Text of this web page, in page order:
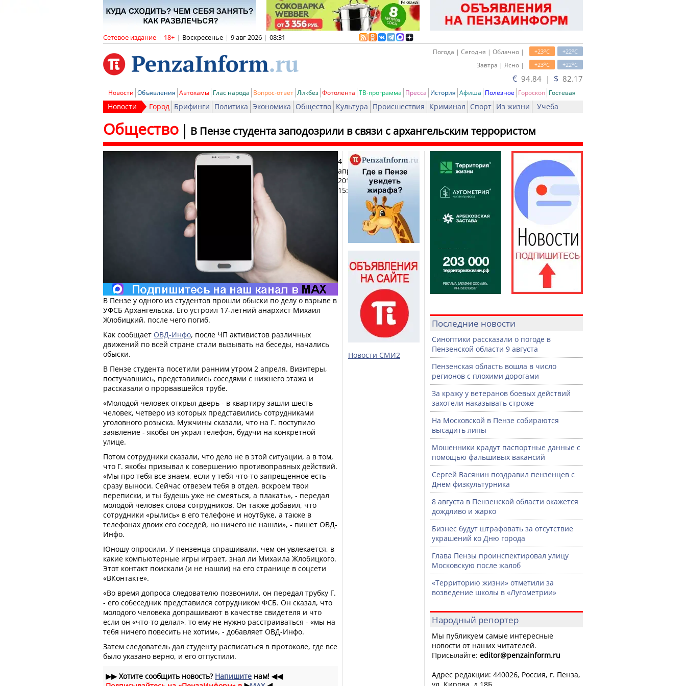
Сетевое издание | 18+ | Воскресенье | 9 авг 2026 | 08:31
+22oC
+23oC
Погода | Сегодня | Облачно |
+22oC
+23oC
Завтра | Ясно |
€ 94.84 | $ 82.17
Новости Объявления Автохамы Глас народа Вопрос-ответ Ликбез Фотолента ТВ-программа Пресса История Афиша Полезное Гороскоп Гостевая
Новости Город Брифинги Политика Экономика Общество Культура Происшествия Криминал Спорт Из жизни Учеба
В Пензе студента заподозрили в связи с архангельским террористом
Общество
4
апреля
2019,
15:51
Печать
В Пензе у одного из студентов прошли обыски по делу о взрыве в
УФСБ Архангельска. Его устроил 17-летний анархист Михаил
Жлобицкий, после чего погиб.
Как сообщает ОВД-Инфо, после ЧП активистов различных
движений по всей стране стали вызывать на беседы, начались
обыски.
В Пензе студента посетили ранним утром 2 апреля. Визитеры,
постучавшись, представились соседями с нижнего этажа и
рассказали о прорвавшейся трубе.
«Молодой человек открыл дверь - в квартиру зашли шесть
человек, четверо из которых представились сотрудниками
уголовного розыска. Мужчины сказали, что на Г. поступило
заявление - якобы он украл телефон, будучи на конкретной
улице.
Потом сотрудники сказали, что дело не в этой ситуации, а в том,
что Г. якобы призывал к совершению противоправных действий.
«Мы про тебя все знаем, если у тебя что-то запрещенное есть -
сразу выноси. Сейчас отвезем тебя в отдел, вскроем твои
переписки, и ты будешь уже не смеяться, а плакать», - передал
молодой человек слова сотрудников. Он также добавил, что
сотрудники «рылись» в его телефоне и ноутбуке, а также в
телефонах двоих его соседей, но ничего не нашли», - пишет ОВД-
Инфо.
Юношу опросили. У пензенца спрашивали, чем он увлекается, в
какие компьютерные игры играет, знал ли Михаила Жлобицкого.
Этот контакт поискали (и не нашли) на его странице в соцсети
«ВКонтакте».
«Во время допроса следователю позвонили, он передал трубку Г.
- его собеседник представился сотрудником ФСБ. Он сказал, что
молодого человека допрашивают в качестве свидетеля и что
если он «что-то делал», то ему не нужно расстраиваться - «мы на
тебя ничего повесить не хотим», - добавляет ОВД-Инфо.
Затем следователь дал студенту расписаться в протоколе, где все
было указано верно, и его отпустили.
▶▶Хотите сообщить новость? Напишите нам! ◀◀
Новости СМИ2
Последние новости
Синоптики рассказали о погоде в
Пензенской области 9 августа
Пензенская область вошла в число
регионов с плохими дорогами
За кражу у ветеранов боевых действий
захотели наказывать строже
На Московской в Пензе собираются
высадить липы
Мошенники крадут паспортные данные с
помощью фальшивых вакансий
Сергей Васянин поздравил пензенцев с
Днем физкультурника
8 августа в Пензенской области окажется
дождливо и жарко
Бизнес будут штрафовать за отсутствие
украшений ко Дню города
Глава Пензы проинспектировал улицу
Московскую после жалоб
«Территорию жизни» отметили за
возведение школы в «Лугометрии»
Народный репортер
Мы публикуем самые интересные
новости от наших читателей.
Присылайте: editor@penzainform.ru
Адрес редакции: 440026, Россия, г. Пенза,